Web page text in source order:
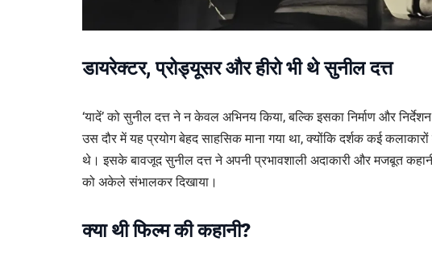
डायरेक्टर, प्रोड्यूसर और हीरो भी थे सुनील दत्त
‘यादें’ को सुनील दत्त ने न केवल अभिनय किया, बल्कि इसका निर्माण और
उस दौर में यह प्रयोग बेहद साहसिक माना गया था, क्योंकि दर्शक कई
थे। इसके बावजूद सुनील दत्त ने अपनी प्रभावशाली अदाकारी और मजबूत
को अकेले संभालकर दिखाया।
क्या थी फिल्म की कहानी?